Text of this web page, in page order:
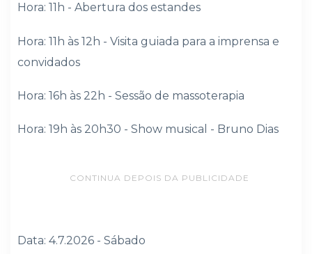
Hora: 11h - Abertura dos estandes
Hora: 11h às 12h - Visita guiada para a imprensa e
convidados
Hora: 16h às 22h - Sessão de massoterapia
Hora: 19h às 20h30 - Show musical - Bruno Dias
CONTINUA DEPOIS DA PUBLICIDADE
Data: 4.7.2026 - Sábado